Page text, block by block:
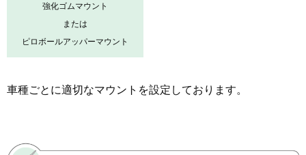
強化ゴムマウント
または
ピロボールアッパーマウント
車種ごとに適切なマウントを設定しております。